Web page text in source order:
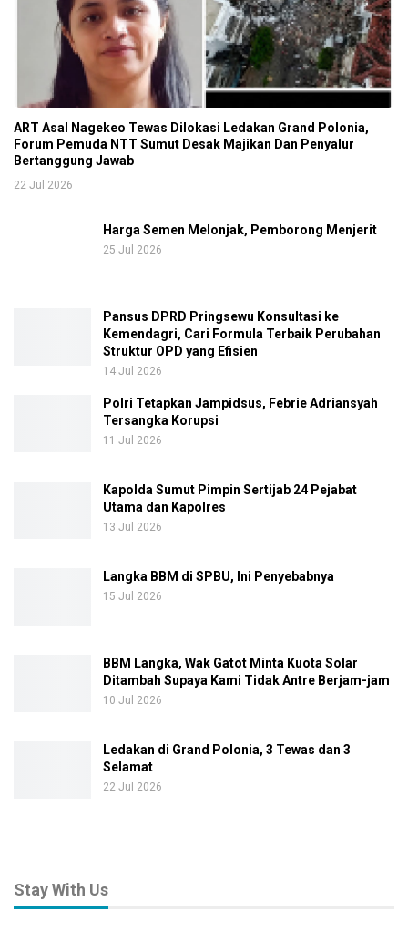
ART Asal Nagekeo Tewas Dilokasi Ledakan Grand Polonia,
Forum Pemuda NTT Sumut Desak Majikan Dan Penyalur
Bertanggung Jawab
22 Jul 2026
Harga Semen Melonjak, Pemborong Menjerit
25 Jul 2026
Pansus DPRD Pringsewu Konsultasi ke
Kemendagri, Cari Formula Terbaik Perubahan
Struktur OPD yang Efisien
14 Jul 2026
Polri Tetapkan Jampidsus, Febrie Adriansyah
Tersangka Korupsi
11 Jul 2026
Kapolda Sumut Pimpin Sertijab 24 Pejabat
Utama dan Kapolres
13 Jul 2026
Langka BBM di SPBU, Ini Penyebabnya
15 Jul 2026
BBM Langka, Wak Gatot Minta Kuota Solar
Ditambah Supaya Kami Tidak Antre Berjam-jam
10 Jul 2026
Ledakan di Grand Polonia, 3 Tewas dan 3
Selamat
22 Jul 2026
Stay With Us